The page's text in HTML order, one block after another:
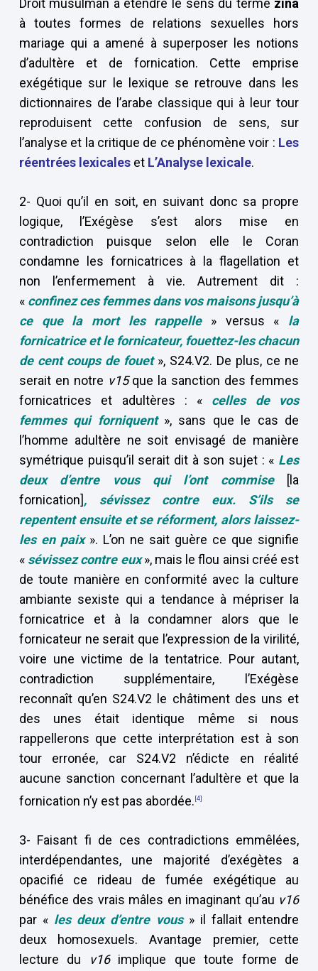
Droit musulman à étendre le sens du terme zinâ
à toutes formes de relations sexuelles hors
mariage qui a amené à superposer les notions
d’adultère et de fornication. Cette emprise
exégétique sur le lexique se retrouve dans les
dictionnaires de l’arabe classique qui à leur tour
reproduisent cette confusion de sens, sur
l’analyse et la critique de ce phénomène voir : Les
réentrées lexicaleset L’Analyse lexicale.
2- Quoi qu’il en soit, en suivant donc sa propre
logique, l’Exégèse s’est alors mise en
contradiction puisque selon elle le Coran
condamne les fornicatrices à la flagellation et
non l’enfermement à vie. Autrement dit :
« confinez ces femmes dans vos maisons jusqu’à
ce que la mort les rappelle » versus « la
fornicatrice et le fornicateur, fouettez-les chacun
de cent coups de fouet», S24.V2. De plus, ce ne
serait en notre v15que la sanction des femmes
fornicatrices et adultères : « celles de vos
femmes qui forniquent», sans que le cas de
l’homme adultère ne soit envisagé de manière
symétrique puisqu’il serait dit à son sujet : « Les
deux d’entre vous qui l’ont commise [la
fornication], sévissez contre eux. S’ils se
repentent ensuite et se réforment, alors laissez-
les en paix ». L’on ne sait guère ce que signifie
« sévissez contre eux», mais le flou ainsi créé est
de toute manière en conformité avec la culture
ambiante sexiste qui a tendance à mépriser la
fornicatrice et à la condamner alors que le
fornicateur ne serait que l’expression de la virilité,
voire une victime de la tentatrice. Pour autant,
contradiction supplémentaire, l’Exégèse
reconnaît qu’en S24.V2 le châtiment des uns et
des unes était identique même si nous
rappellerons que cette interprétation est à son
tour erronée, car S24.V2 n’édicte en réalité
aucune sanction concernant l’adultère et que la
fornication n’y est pas abordée. [4]
3- Faisant fi de ces contradictions emmêlées,
interdépendantes, une majorité d’exégètes a
opacifié ce rideau de fumée exégétique au
bénéfice des vrais mâles en imaginant qu’au v16
par « les deux d’entre vous » il fallait entendre
deux homosexuels. Avantage premier, cette
lecture du
v16 implique que toute forme de